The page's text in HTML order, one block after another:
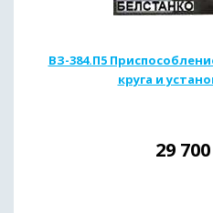
ВЗ-384.П5
круга и
29 700